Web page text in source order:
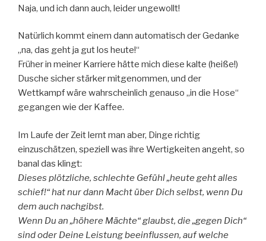
Naja, und ich dann auch, leider ungewollt!
Natürlich kommt einem dann automatisch der Gedanke
„na, das geht ja gut los heute!“
Früher in meiner Karriere hätte mich diese kalte (heiße!)
Dusche sicher stärker mitgenommen, und der
Wettkampf wäre wahrscheinlich genauso „in die Hose“
gegangen wie der Kaffee.
Im Laufe der Zeit lernt man aber, Dinge richtig
einzuschätzen, speziell was ihre Wertigkeiten angeht, so
banal das klingt:
Dieses plötzliche, schlechte Gefühl „heute geht alles
schief!“ hat nur dann Macht über Dich selbst, wenn Du
dem auch nachgibst.
Wenn Du an „höhere Mächte“ glaubst, die „gegen Dich“
sind oder Deine Leistung beeinflussen, auf welche